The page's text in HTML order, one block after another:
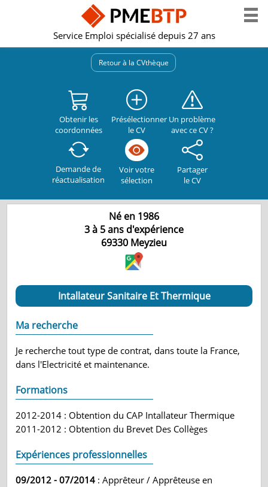
Service Emploi spécialisé depuis 27 ans
Retour à la CVthèque
Obtenir les
coordonnées
Présélectionner
le CV
Un problème
avec ce CV ?
Demande de
réactualisation
Voir votre
sélection
Partager
le CV
Né en 1986
3 à 5 ans d'expérience
69330 Meyzieu
Intallateur Sanitaire Et Thermique
Ma recherche
Je recherche tout type de contrat, dans toute la France,
dans l'Electricité et maintenance.
Formations
2012-2014 : Obtention du CAP Intallateur Thermique
2011-2012 : Obtention du Brevet Des Collèges
Expériences professionnelles
09/2012 - 07/2014 : Apprêteur / Apprêteuse en